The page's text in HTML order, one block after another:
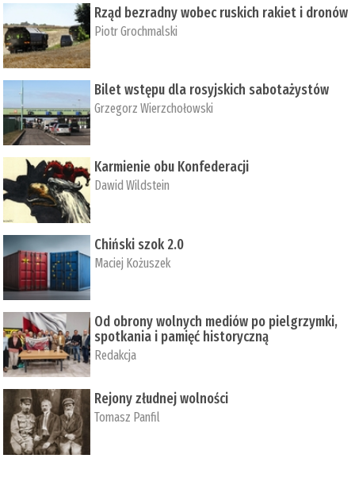
Rząd bezradny wobec ruskich rakiet i dronów
Piotr Grochmalski
Bilet wstępu dla rosyjskich sabotażystów
Grzegorz Wierzchołowski
Karmienie obu Konfederacji
Dawid Wildstein
Chiński szok 2.0
Maciej Kożuszek
Od obrony wolnych mediów po pielgrzymki,
spotkania i pamięć historyczną
Redakcja
Rejony złudnej wolności
Tomasz Panfil